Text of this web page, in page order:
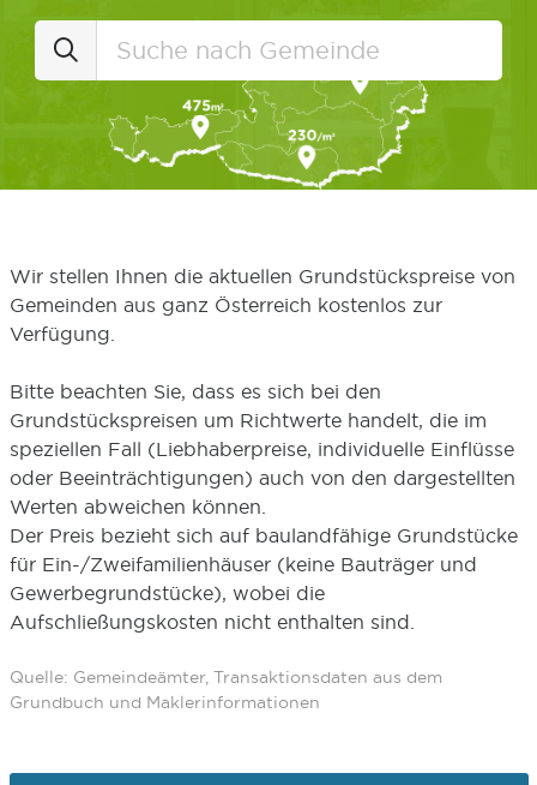
Wir stellen Ihnen die aktuellen Grundstückspreise von
Gemeinden aus ganz Österreich kostenlos zur
Verfügung.
Bitte beachten Sie, dass es sich bei den
Grundstückspreisen um Richtwerte handelt, die im
speziellen Fall (Liebhaberpreise, individuelle Einflüsse
oder Beeinträchtigungen) auch von den dargestellten
Werten abweichen können.
Der Preis bezieht sich auf baulandfähige Grundstücke
für Ein-/Zweifamilienhäuser (keine Bauträger und
Gewerbegrundstücke), wobei die
Aufschließungskosten nicht enthalten sind.
Quelle: Gemeindeämter, Transaktionsdaten aus dem
Grundbuch und Maklerinformationen